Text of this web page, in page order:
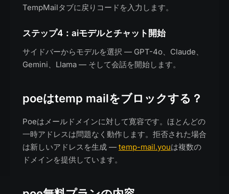
TempMailタブに戻りコードを入力します。
ステップ4：aiモデルとチャット開始
サイドバーからモデルを選択 — GPT-4o、Claude、
Gemini、Llama — そして会話を開始します。
poeはtemp mailをブロックする？
Poeはメールドメインに対して寛容です。ほとんどの
一時アドレスは問題なく動作します。拒否された場合
は新しいアドレスを生成 — temp-mail.youは複数の
ドメインを提供しています。